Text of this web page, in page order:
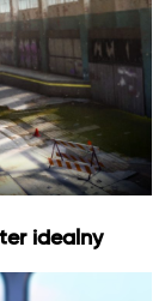
idealny